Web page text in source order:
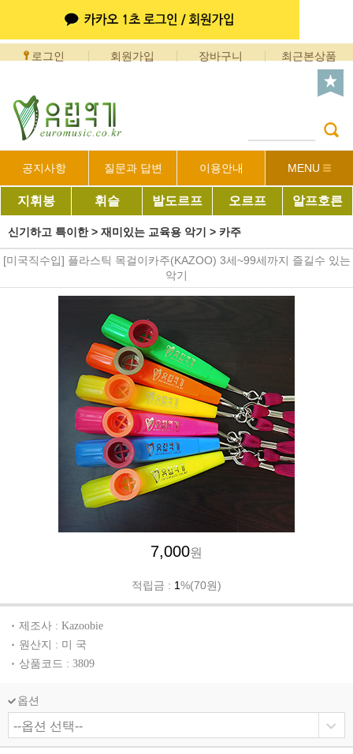
로그인 회원가입 장바구니 최근본상품
공지사항 질문과 답변 이용안내 MENU
지휘봉 휘슬 발도르프 오르프 알프호른
신기하고 특이한> 재미있는 교육용 악기 > 카주
[미국직수입] 플라스틱 목걸이카주(KAZOO) 3세~99세까지 즐길수 있는
악기
7,000원
적립금 : 1%(70원)
제조사 : Kazoobie
원산지 : 미 국
상품코드 : 3809
옵션